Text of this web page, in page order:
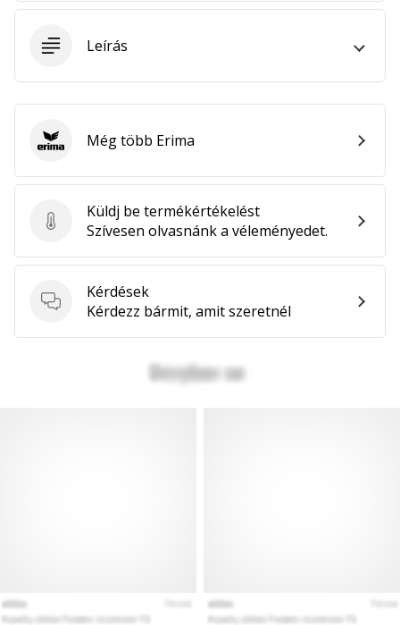
Leírás
Küldj be termékértékelést
Küldj be termékértékelést
Szívesen olvasnánk a véleményedet.
Kérdések
Kérdések
Kérdezz bármit, amit szeretnél
ErimaMég több Erima